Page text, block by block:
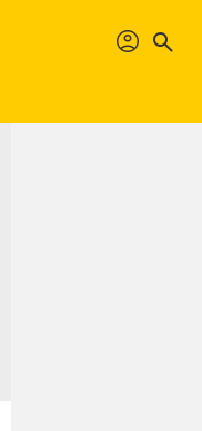
profil search